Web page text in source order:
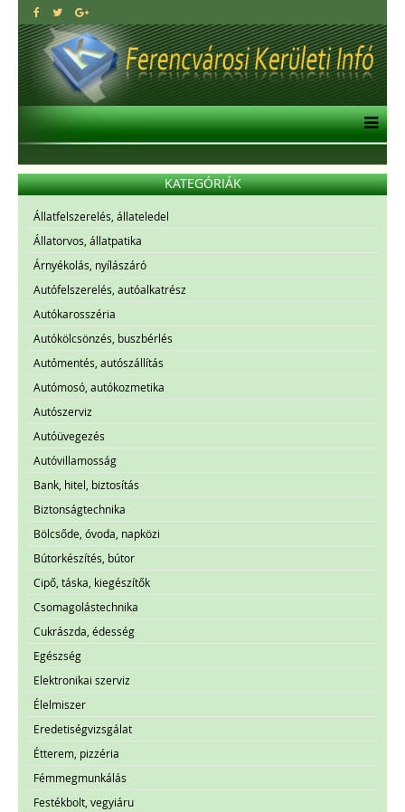
KATEGÓRIÁK
Állatfelszerelés, állateledel
Állatorvos, állatpatika
Árnyékolás, nyílászáró
Autófelszerelés, autóalkatrész
Autókarosszéria
Autókölcsönzés, buszbérlés
Autómentés, autószállítás
Autómosó, autókozmetika
Autószerviz
Autóüvegezés
Autóvillamosság
Bank, hitel, biztosítás
Biztonságtechnika
Bölcsőde, óvoda, napközi
Bútorkészítés, bútor
Cipő, táska, kiegészítők
Csomagolástechnika
Cukrászda, édesség
Egészség
Elektronikai szerviz
Élelmiszer
Eredetiségvizsgálat
Étterem, pizzéria
Fémmegmunkálás
Festékbolt, vegyiáru